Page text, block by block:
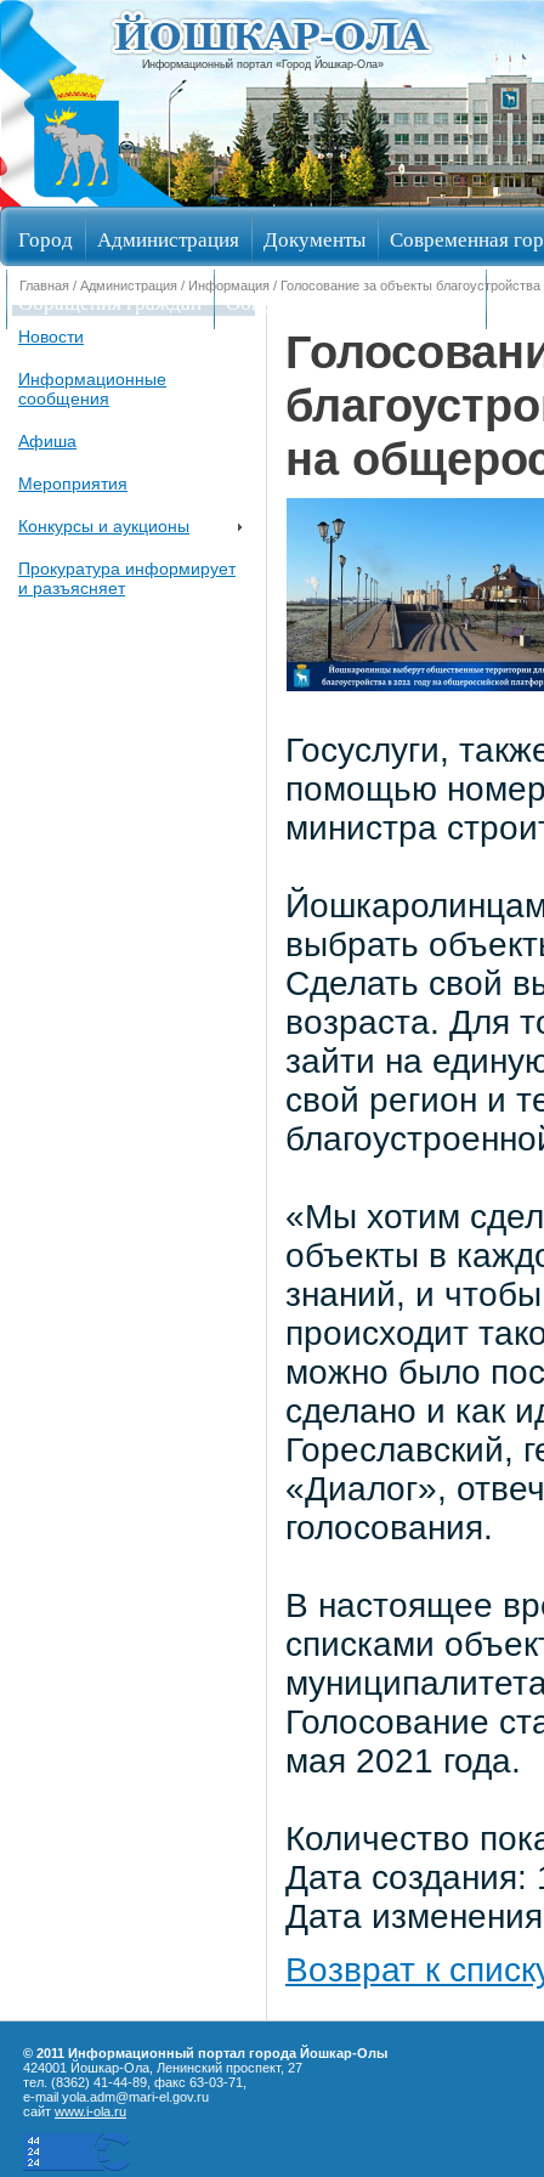
Информационный портал «Город Йошкар-Ола»
Город Администрация Документы Современная
Обращения граждан Общественные обсуждения
Главная / Администрация / Информация / Голосование за объекты
Новости
Информационные
сообщения
Афиша
Мероприятия
Конкурсы и аукционы
Прокуратура информирует
и разъясняет
на
Госуслуги,
помощью
министра
выбрать
Сделать свой
возраста. Для
зайти на
свой регион и
«Мы хотим
объекты в
знаний, и
происходит
можно было
сделано и как
Гореславский,
«Диалог»,
голосования.
В настоящее
списками
Голосование
мая 2021 года.
Количество
Дата
Дата
Возврат к
© 2011 Информационный портал города Йошкар-Олы
424001 Йошкар-Ола, Ленинский проспект, 27
тел. (8362) 41-44-89, факс 63-03-71,
e-mail yola.adm@mari-el.gov.ru
сайт www.i-ola.ru